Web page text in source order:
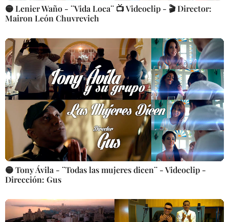
🟡 Lenier Waño - ¨Vida Loca¨ 📺 Videoclip - 🎬 Director:
Mairon León Chuvrevich
🟡 Tony Ávila - ¨Todas las mujeres dicen¨ - Videoclip -
Dirección: Gus